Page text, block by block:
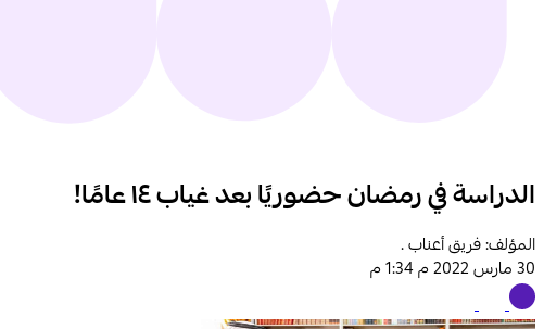
الدراسة في رمضان حضوريًا بعد غياب ١٤ عامًا!
المؤلف: فريق أعناب .
30 مارس 2022 م 1:34 م